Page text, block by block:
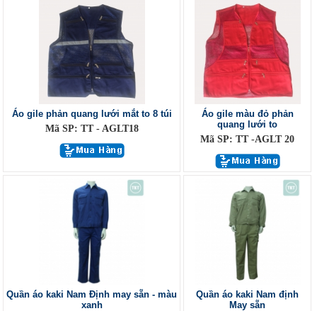
Áo gile phản quang lưới mắt to 8 túi
Mã SP: TT - AGLT18
Áo gile màu đỏ phản
quang lưới to
Mã SP: TT -AGLT 20
Quần áo kaki Nam Định may sẵn - màu
xanh
Quần áo kaki Nam định
May sẵn